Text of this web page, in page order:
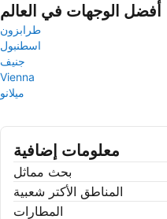
أفضل الوجهات في العالم
طرابزون
اسطنبول
جنيف
Vienna
ميلانو
معلومات إضافية
بحث مماثل
المناطق الأكتر شعبية
المطارات